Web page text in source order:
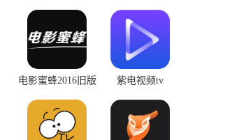
载2020旧版安装
电影蜜蜂2016旧版
本
紫电视频tv